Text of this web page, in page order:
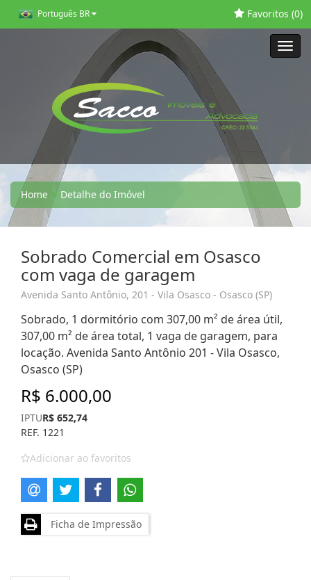
Português BR Favoritos (0)
Home Detalhe do Imóvel
Sobrado Comercial em Osasco
com vaga de garagem
Avenida Santo Antônio, 201 - Vila Osasco - Osasco (SP)
Sobrado, 1 dormitório com 307,00 m² de área útil,
307,00 m² de área total, 1 vaga de garagem, para
locação. Avenida Santo Antônio 201 - Vila Osasco,
Osasco (SP)
R$ 6.000,00
IPTUR$ 652,74
REF. 1221
Adicionar ao favoritos
Ficha de Impressão